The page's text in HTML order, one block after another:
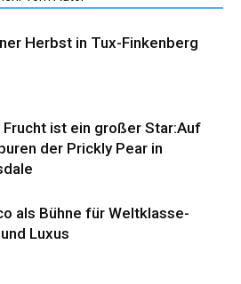
Herbst in Tux-Finkenberg
Frucht ist ein großer Star:Auf
der Prickly Pear in
als Bühne für Weltklasse-
Luxus